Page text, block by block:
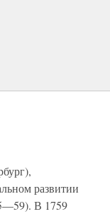
развитии
В 1759